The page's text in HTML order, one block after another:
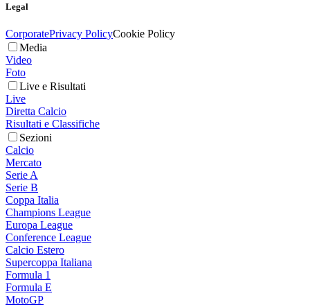
Legal
CorporatePrivacy PolicyCookie Policy
Media
Video
Foto
Live e Risultati
Live
Diretta Calcio
Risultati e Classifiche
Sezioni
Calcio
Mercato
Serie A
Serie B
Coppa Italia
Champions League
Europa League
Conference League
Calcio Estero
Supercoppa Italiana
Formula 1
Formula E
MotoGP